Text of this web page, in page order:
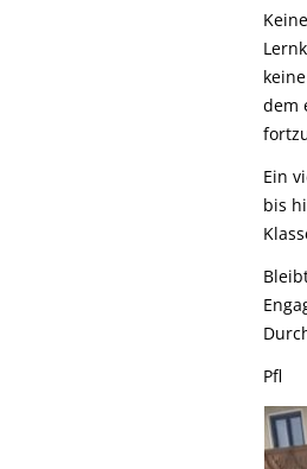
dem
Ein
bis
Pfl